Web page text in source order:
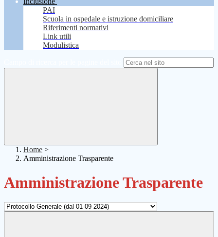
PAI
Scuola in ospedale e istruzione domiciliare
Riferimenti normativi
Link utili
Modulistica
Home >
Amministrazione Trasparente
Amministrazione Trasparente